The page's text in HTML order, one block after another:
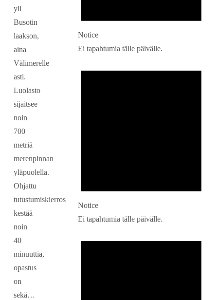
yli
Busotin
laakson,
aina
Välimerelle
asti.
Luolasto
sijaitsee
noin
700
metriä
merenpinnan
yläpuolella.
Ohjattu
tutustumiskierros
kestää
noin
40
minuuttia,
opastus
on
sekä…
Notice
Ei tapahtumia tälle päivälle.
Notice
Ei tapahtumia tälle päivälle.